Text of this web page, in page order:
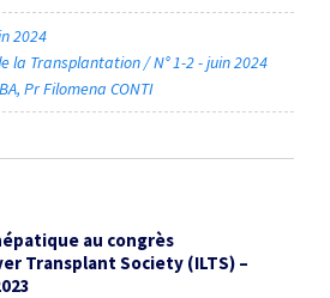
2024
la Transplantation / N° 1-2 - juin 2024
Pr Filomena CONTI
au congrès
Transplant Society (ILTS) –